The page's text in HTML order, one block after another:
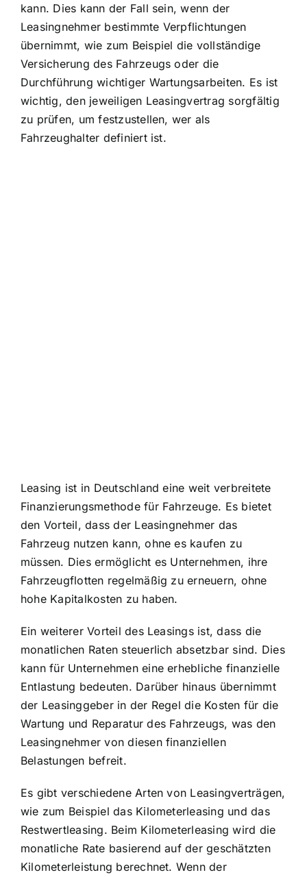
kann. Dies kann der Fall sein, wenn der
Leasingnehmer bestimmte Verpflichtungen
übernimmt, wie zum Beispiel die vollständige
Versicherung des Fahrzeugs oder die
Durchführung wichtiger Wartungsarbeiten. Es ist
wichtig, den jeweiligen Leasingvertrag sorgfältig
zu prüfen, um festzustellen, wer als
Fahrzeughalter definiert ist.
Leasing ist in Deutschland eine weit verbreitete
Finanzierungsmethode für Fahrzeuge. Es bietet
den Vorteil, dass der Leasingnehmer das
Fahrzeug nutzen kann, ohne es kaufen zu
müssen. Dies ermöglicht es Unternehmen, ihre
Fahrzeugflotten regelmäßig zu erneuern, ohne
hohe Kapitalkosten zu haben.
Ein weiterer Vorteil des Leasings ist, dass die
monatlichen Raten steuerlich absetzbar sind. Dies
kann für Unternehmen eine erhebliche finanzielle
Entlastung bedeuten. Darüber hinaus übernimmt
der Leasinggeber in der Regel die Kosten für die
Wartung und Reparatur des Fahrzeugs, was den
Leasingnehmer von diesen finanziellen
Belastungen befreit.
Es gibt verschiedene Arten von Leasingverträgen,
wie zum Beispiel das Kilometerleasing und das
Restwertleasing. Beim Kilometerleasing wird die
monatliche Rate basierend auf der geschätzten
Kilometerleistung berechnet. Wenn der